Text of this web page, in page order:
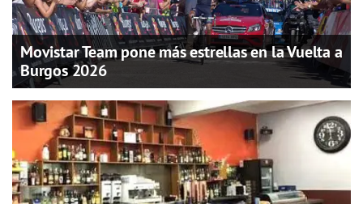
Movistar Team pone más estrellas en la Vuelta a
Burgos 2026